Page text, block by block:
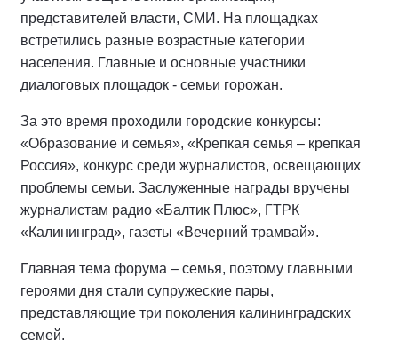
представителей власти, СМИ. На площадках
встретились разные возрастные категории
населения. Главные и основные участники
диалоговых площадок - семьи горожан.
За это время проходили городские конкурсы:
«Образование и семья», «Крепкая семья – крепкая
Россия», конкурс среди журналистов, освещающих
проблемы семьи. Заслуженные награды вручены
журналистам радио «Балтик Плюс», ГТРК
«Калининград», газеты «Вечерний трамвай».
Главная тема форума – семья, поэтому главными
героями дня стали супружеские пары,
представляющие три поколения калининградских
семей.